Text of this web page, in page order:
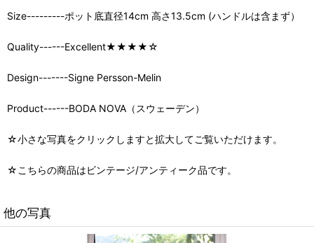
Size---------ポット底直径14cm 高さ13.5cm (ハンドルは含まず）
Quality------Excellent★★★★☆
Design-------Signe Persson-Melin
Product------BODA NOVA（スウェーデン）
☆小さな写真をクリックしますと拡大してご覧いただけます。
☆こちらの商品はビンテージ/アンティーク品です。
他の写真